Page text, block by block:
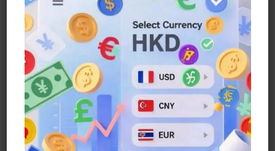
哥特暗黑 Vs 甜美碎花的致命吸引力
成人尺碼 S-XXL，童心未泯有童裝
110-150 呦～
精緻細節必收藏：
全黑底色碎花，邪魅又復古
雪白袖口拼接，瞬間提亮造型
裙擺立體剪裁，走起路超飄逸
不管是萬聖節Cosplay或日常穿搭，
Wednesday Addams女孩絕不能少！
價格超佛心，品質超抗打！
快戳我下單，化身最耀眼暗黑甜心